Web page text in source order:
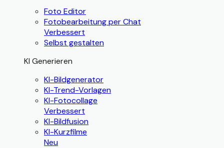
Foto Editor
Fotobearbeitung per Chat
Verbessert
Selbst gestalten
KI Generieren
KI-Bildgenerator
KI-Trend-Vorlagen
KI-Fotocollage
Verbessert
KI-Bildfusion
KI-Kurzfilme
Neu